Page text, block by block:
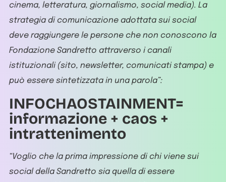
cinema, letteratura, giornalismo, social media). La
strategia di comunicazione adottata sui social
deve raggiungere le persone che non conoscono la
Fondazione Sandretto attraverso i canali
istituzionali (sito, newsletter, comunicati stampa) e
può essere sintetizzata in una parola”:
INFOCHAOSTAINMENT=
informazione + caos +
intrattenimento
“Voglio che la prima impressione di chi viene sui
social della Sandretto sia quella di essere